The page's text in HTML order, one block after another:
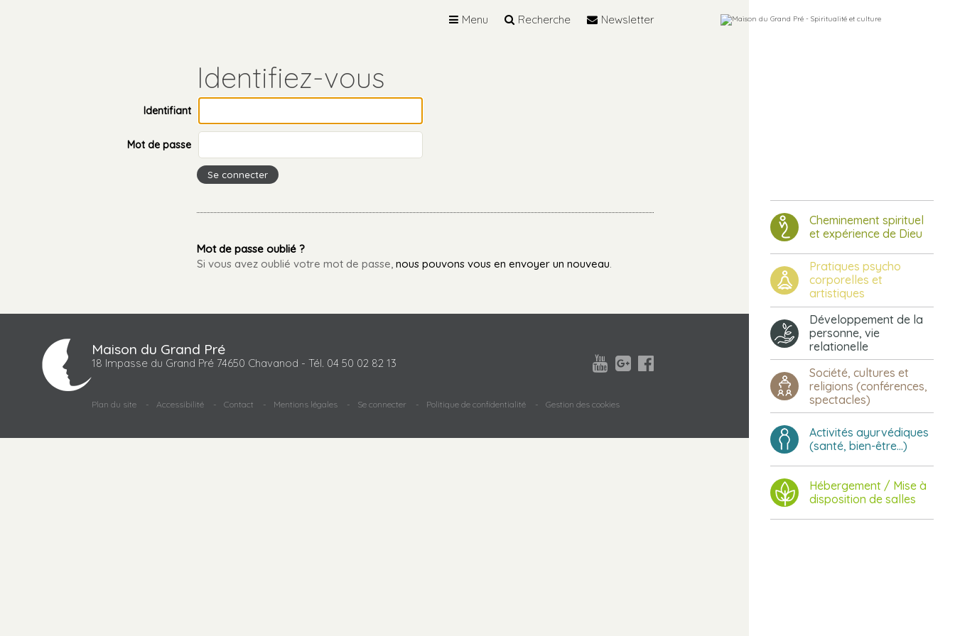
Cheminement spirituel
et expérience de Dieu
Pratiques psycho
corporelles et
artistiques
Développement de la
personne, vie
relationelle
Société, cultures et
religions (conférences,
spectacles)
Activités ayurvédiques
(santé, bien-être...)
Hébergement / Mise à
disposition de salles
Menu Recherche Newsletter
Identifiant
Mot de passe
Mot de passe oublié ?
Si vous avez oublié votre mot de passe, nous pouvons vous en envoyer un nouveau.
Maison du Grand Pré
18 Impasse du Grand Pré 74650 Chavanod - Tél. 04 50 02 82 13 


Plan du site Accessibilité Contact Mentions légales Se connecter Politique de confidentialité Gestion des cookies